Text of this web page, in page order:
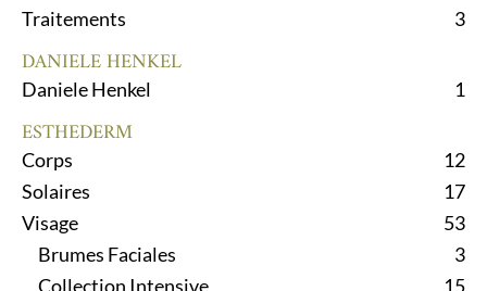
Traitements
3
DANIELE HENKEL
Daniele Henkel 1
ESTHEDERM
Corps
12
Solaires
17
Visage
53
Brumes Faciales
3
Collection Intensive
15